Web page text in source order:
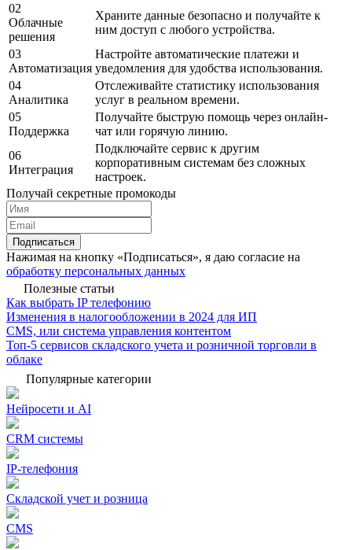
02
Облачные
решения
Храните данные безопасно и получайте к
ним доступ с любого устройства.
03
Автоматизация
Настройте автоматические платежи и
уведомления для удобства использования.
04
Аналитика
Отслеживайте статистику использования
услуг в реальном времени.
05
Поддержка
Получайте быструю помощь через онлайн-
чат или горячую линию.
06
Интеграция
Подключайте сервис к другим
корпоративным системам без сложных
настроек.
Получай секретные промокоды
Подписаться
Нажимая на кнопку «Подписаться», я даю согласие на
обработку персональных данных
Полезные статьи
Как выбрать IP телефонию
Изменения в налогообложении в 2024 для ИП
CMS, или система управления контентом
Топ-5 сервисов складского учета и розничной торговли в
облаке
Популярные категории
Нейросети и AI
CRM системы
IP-телефония
Складской учет и розница
CMS